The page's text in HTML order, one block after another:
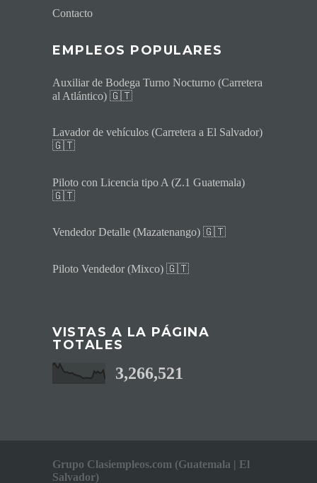
Contacto
EMPLEOS POPULARES
Auxiliar de Bodega Turno Nocturno (Carretera
al Atlántico) 🇬🇹
Lavador de vehículos (Carretera a El Salvador)
🇬🇹
Piloto con Licencia tipo A (Z.1 Guatemala)
🇬🇹
Vendedor Detalle (Mazatenango) 🇬🇹
Piloto Vendedor (Mixco) 🇬🇹
VISTAS A LA PÁGINA
TOTALES
3,266,521
Grupo Clasiempleos.com (Guatemala | El
Salvador)